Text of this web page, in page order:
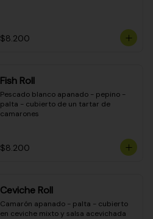
$8.200
Fish Roll
Pescado blanco apanado - pepino -
palta - cubierto de un tartar de
camarones
$8.200
Ceviche Roll
Camarón apanado - palta - cubierto
en ceviche mixto y salsa acevichada